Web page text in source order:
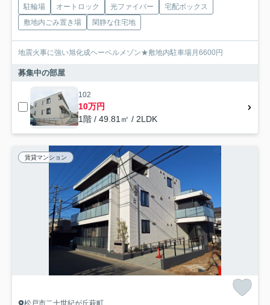
駐輪場 オートロック 光ファイバー
宅配ボックス
敷地内ごみ置き場
閑静な住宅地
地震火事に強い旭化成ヘーベルメゾン★敷地内駐車場月6600円
募集中の部屋
102
10万円
1階 / 49.81㎡ / 2LDK
賃貸マンション
松戸市二十世紀が丘萩町